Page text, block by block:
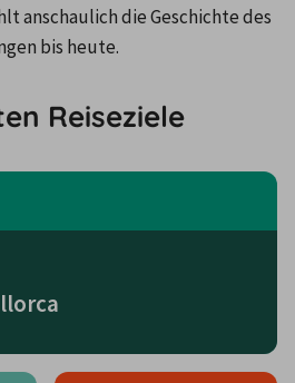
anschaulich die Geschichte des
bis heute.
Reiseziele